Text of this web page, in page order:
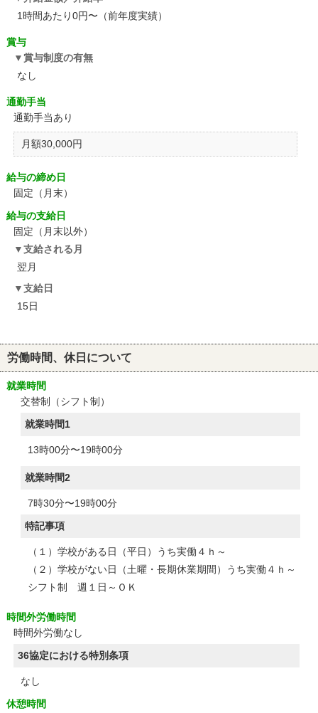
1時間あたり0円〜（前年度実績）
賞与
賞与制度の有無
なし
通勤手当
通勤手当あり
月額30,000円
給与の締め日
固定（月末）
給与の支給日
固定（月末以外）
支給される月
翌月
支給日
15日
労働時間、休日について
就業時間
交替制（シフト制）
就業時間1
13時00分〜19時00分
就業時間2
7時30分〜19時00分
特記事項
（１）学校がある日（平日）うち実働４ｈ～
（２）学校がない日（土曜・長期休業期間）うち実働４ｈ～
シフト制 週１日～ＯＫ
時間外労働時間
時間外労働なし
36協定における特別条項
なし
休憩時間